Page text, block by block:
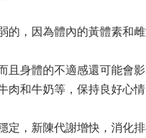
，因為體內的黃體素和
身體的不適感還可能會
和牛奶等，保持良好心情
定，新陳代謝增快，消化